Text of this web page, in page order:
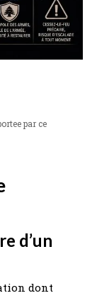
par ce
d’un
dont